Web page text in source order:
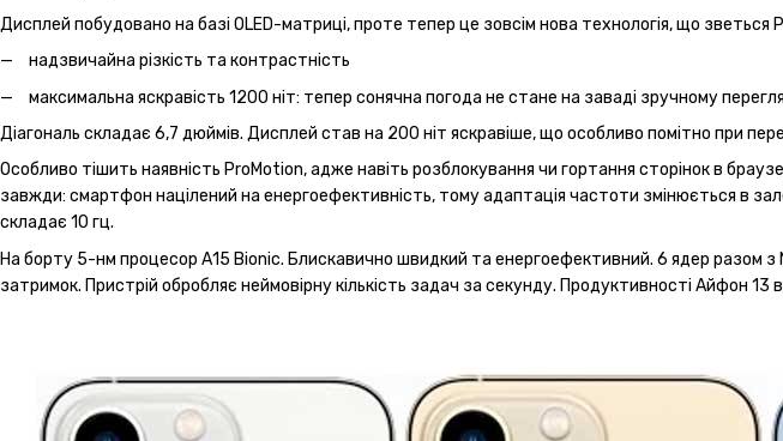
Дисплей побудовано на базі OLED-матриці, проте тепер це зовсім нова технологія, що зветься
надзвичайна різкість та контрастність
максимальна яскравість 1200 ніт: тепер сонячна погода не стане на заваді зручному
Діагональ складає 6,7 дюймів. Дисплей став на 200 ніт яскравіше, що особливо помітно при
Особливо тішить наявність ProMotion, адже навіть розблокування чи гортання сторінок в
завжди: смартфон націлений на енергоефективність, тому адаптація частоти змінюється в
складає 10 гц.
На борту 5-нм процесор А15 Bionic. Блискавично швидкий та енергоефективний. 6 ядер разом з
затримок. Пристрій обробляє неймовірну кількість задач за секунду. Продуктивності Айфон 13